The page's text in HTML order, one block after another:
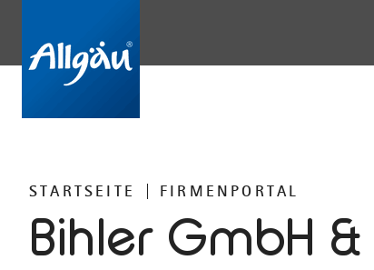
STARTSEITE FIRMENPORTAL
Bihler GmbH &